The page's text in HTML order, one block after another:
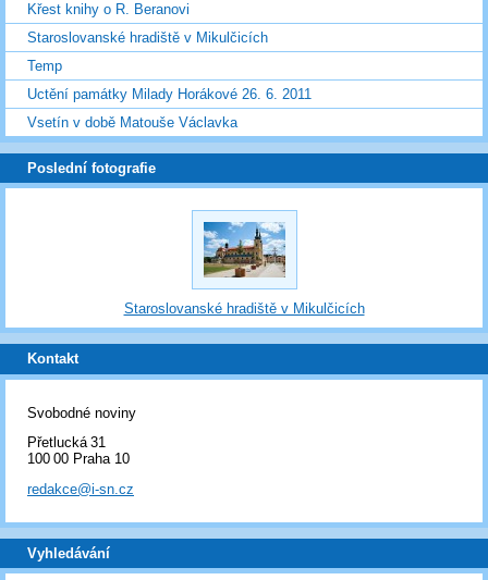
Křest knihy o R. Beranovi
Staroslovanské hradiště v Mikulčicích
Temp
Uctění památky Milady Horákové 26. 6. 2011
Vsetín v době Matouše Václavka
Poslední fotografie
Staroslovanské hradiště v Mikulčicích
Kontakt
Svobodné noviny
Přetlucká 31
100 00 Praha 10
redakce@i-sn.cz
Vyhledávání